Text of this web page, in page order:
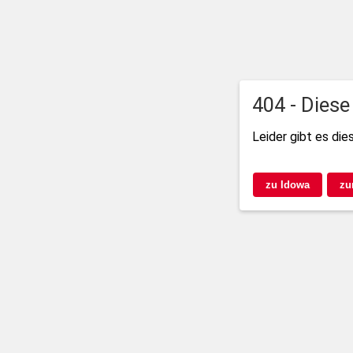
404 -
Leider gibt es
zu Idowa